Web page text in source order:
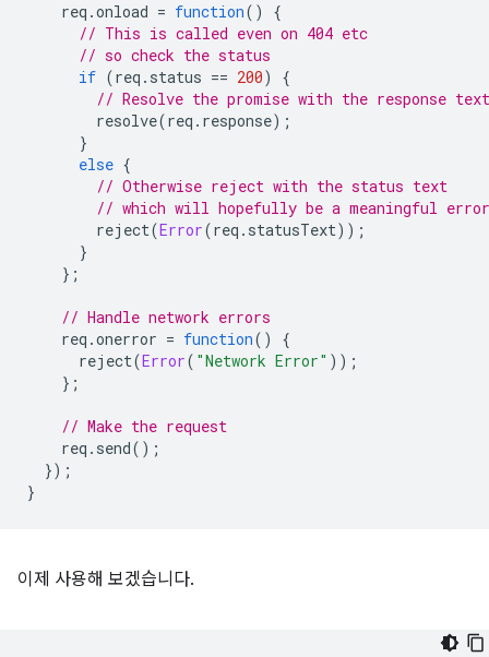
req .onload = function()
{
// This is called even on 404 etc
// so check the status
if (req . status == 200)
{
// Resolve the promise with the response text
resolve(req . response);
}
else {
// Otherwise reject with the status text
// which will hopefully be a meaningful error
reject(Error(req . statusText));
}
};
// Handle network errors
req .onerror = function()
{
reject(Error( "Network Error" ));
};
// Make the request
req . send();
});
}
이제 사용해 보겠습니다.